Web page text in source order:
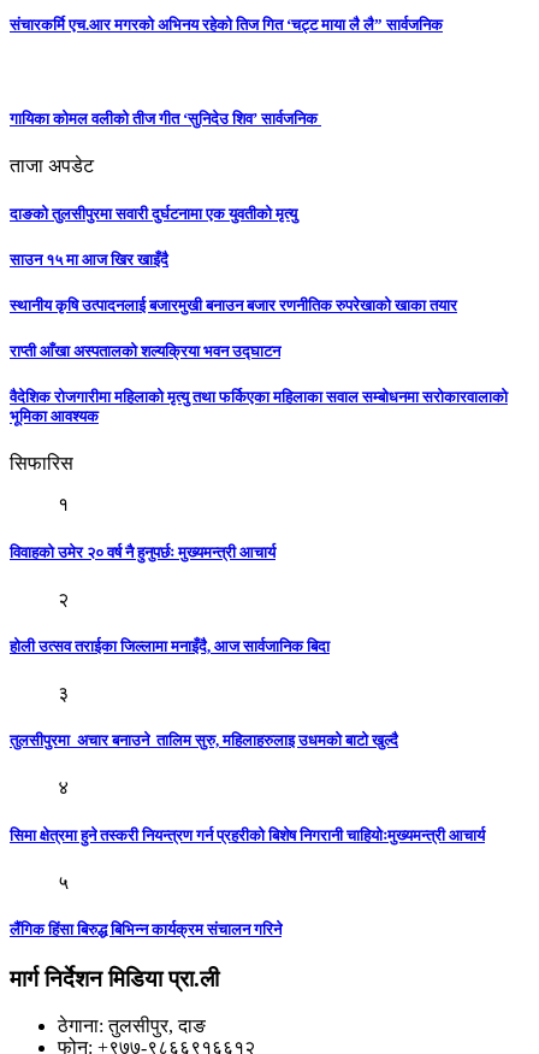
संचारकर्मि एच.आर मगरकाे अभिनय रहेकाे तिज गित ‘चट्ट माया लै लै” सार्वजनिक
गायिका कोमल वलीको तीज गीत ‘सुनिदेउ शिव’ सार्वजनिक
ताजा अपडेट
दाङको तुलसीपुरमा सवारी दुर्घटनामा एक युवतीको मृत्यु
साउन १५ मा आज खिर खाइँदै
स्थानीय कृषि उत्पादनलाई बजारमुखी बनाउन बजार रणनीतिक रुपरेखाको खाका तयार
राप्ती आँखा अस्पतालको शल्यक्रिया भवन उद्घाटन
वैदेशिक रोजगारीमा महिलाको मृत्यु तथा फर्किएका महिलाका सवाल सम्बोधनमा सरोकारवालाको
भूमिका आवश्यक
सिफारिस
१
विवाहको उमेर २० वर्ष नै हुनुपर्छः मुख्यमन्त्री आचार्य
२
होली उत्सव तराईका जिल्लामा मनाइँदै, आज सार्वजानिक बिदा
३
तुलसीपुरमा अचार बनाउने तालिम सुरु, महिलाहरुलाइ उधमकाे बाटाे खुल्दै
४
सिमा क्षेत्रमा हुने तस्करी नियन्त्रण गर्न प्रहरीको बिशेष निगरानी चाहियोःमुख्यमन्त्री आचार्य
५
लैंगिक हिंसा बिरुद्ध बिभिन्न कार्यक्रम संचालन गरिने
मार्ग निर्देशन मिडिया प्रा.ली
ठेगाना: तुलसीपुर, दाङ
फोन: +९७७-९८६६९१६६१२